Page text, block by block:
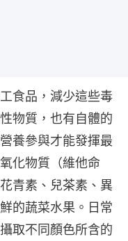
食品，減少這些毒
物質，也有自體的
養參與才能發揮最
化物質（維他命
青素、兒茶素、異
的蔬菜水果。日常
取不同顏色所含的